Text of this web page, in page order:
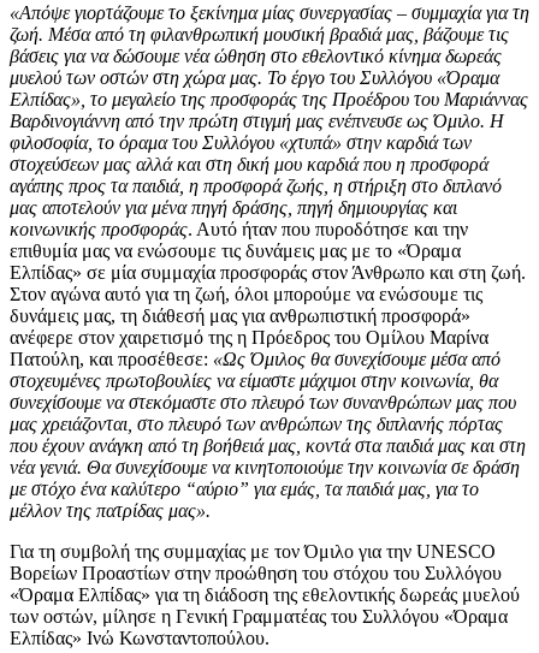
«Απόψε γιορτάζουμε το ξεκίνημα μίας συνεργασίας – συμμαχία για τη
ζωή. Μέσα από τη φιλανθρωπική μουσική βραδιά μας, βάζουμε τις
βάσεις για να δώσουμε νέα ώθηση στο εθελοντικό κίνημα δωρεάς
μυελού των οστών στη χώρα μας. Το έργο του Συλλόγου «Όραμα
Ελπίδας», το μεγαλείο της προσφοράς της Προέδρου του Μαριάννας
Βαρδινογιάννη από την πρώτη στιγμή μας ενέπνευσε ως Όμιλο. Η
φιλοσοφία, το όραμα του Συλλόγου «χτυπά» στην καρδιά των
στοχεύσεων μας αλλά και στη δική μου καρδιά που η προσφορά
αγάπης προς τα παιδιά, η προσφορά ζωής, η στήριξη στο διπλανό
μας αποτελούν για μένα πηγή δράσης, πηγή δημιουργίας και
κοινωνικής προσφοράς. Αυτό ήταν που πυροδότησε και την
επιθυμία μας να ενώσουμε τις δυνάμεις μας με το «Όραμα
Ελπίδας» σε μία συμμαχία προσφοράς στον Άνθρωπο και στη ζωή.
Στον αγώνα αυτό για τη ζωή, όλοι μπορούμε να ενώσουμε τις
δυνάμεις μας, τη διάθεσή μας για ανθρωπιστική προσφορά»
ανέφερε στον χαιρετισμό της η Πρόεδρος του Ομίλου Μαρίνα
Πατούλη, και προσέθεσε: «Ως Όμιλος θα συνεχίσουμε μέσα από
στοχευμένες πρωτοβουλίες να είμαστε μάχιμοι στην κοινωνία, θα
συνεχίσουμε να στεκόμαστε στο πλευρό των συνανθρώπων μας που
μας χρειάζονται, στο πλευρό των ανθρώπων της διπλανής πόρτας
που έχουν ανάγκη από τη βοήθειά μας, κοντά στα παιδιά μας και στη
νέα γενιά. Θα συνεχίσουμε να κινητοποιούμε την κοινωνία σε δράση
με στόχο ένα καλύτερο “αύριο” για εμάς, τα παιδιά μας, για το
μέλλον της πατρίδας μας».
Για τη συμβολή της συμμαχίας με τον Όμιλο για την UNESCO
Βορείων Προαστίων στην προώθηση του στόχου του Συλλόγου
«Όραμα Ελπίδας» για τη διάδοση της εθελοντικής δωρεάς μυελού
των οστών, μίλησε η Γενική Γραμματέας του Συλλόγου «Όραμα
Ελπίδας» Ινώ Κωνσταντοπούλου.